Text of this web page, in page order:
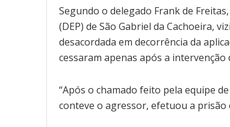
Segundo o delegado Frank de
(DEP) de São Gabriel da Cachoeira,
desacordada em decorrência da
cessaram apenas após a intervenção
“Após o chamado feito pela equipe
conteve o agressor, efetuou a prisão